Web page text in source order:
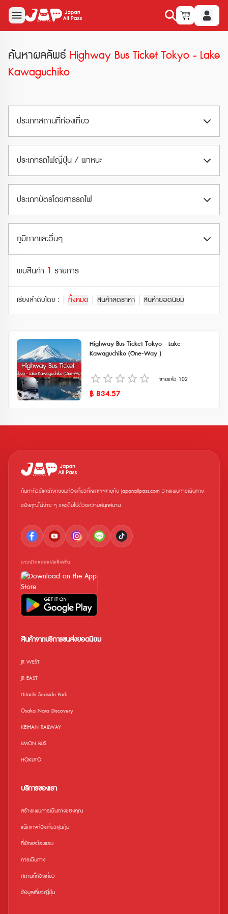
ค้นหาผลลัพธ์ Highway Bus Ticket Tokyo - Lake
Kawaguchiko
ประเภทสถานทืี่ท่องเที่ยว
สวนสนุก (Amusement Park)
สวนน้ำ (Waterpark)
พิพิธภัณฑ์ (Museum)
สวนสัตว์และอควาเรียม (Zoo & Aquarium)
กระเช้าลอยฟ้า (Ropeway)
ประเภทรถไฟญี่ปุ่น / พาหนะ
Limited Express
Shinkansen
รถไฟใต้ดิน (Subway)
รถบัสท่องเที่ยว (Tourist Bus)
รถไฟเร็ว (Rapid / Express Trains)
ประเภทบัตรโดยสารรถไฟ
ตั๋วรถไฟ JR (JR Ticket)
ตั๋วรถไฟอื่นๆ (Other Train Ticket)
ตั๋วรถไฟเอกชน (Private Railway Ticket)
พาสรถไฟ JR (JR Pass)
พาสรถไฟเอกชน (Private Railways Pass)
ภูมิภาคและอื่นๆ
ฮอกไกโด (Hokkaido)
โทโฮคุ (Tohoku)
ชูบุ (Chubu)
คันไซ (Kansai)
ชูโกกุ (Chugoku)
ชิโกกุ (Shikoku)
ดูทั้งหมด
พบสินค้า 1 รายการ
เรียงลำดับโดย : ทั้งหมด สินค้าลดราคา สินค้ายอดนิยม
Highway Bus Ticket Tokyo - Lake
Kawaguchiko (One-Way )
ขายแล้ว 102
฿834.57
ค้นหาทัวร์และกิจกรรมท่องเที่ยวที่หลากหลายกับ japanallpass.com วางแผนการเดินทาง
ของคุณได้ง่าย ๆ และเต็มไปด้วยความสนุกสนาน
ดาวน์โหลดแอปพลิเคชัน
สินค้าจากบริการขนส่งยอดนิยม
JR WEST
JR EAST
Hitachi Seaside Park
Osaka Nara Discovery
KEIHAN RAILWAY
LIMON BUS
HOKUTO
บริการของเรา
สร้างแผนการเดินทางของคุณ
แพ็คเกจท่องเที่ยวสุดคุ้ม
ที่พักและโรงแรม
การเดินทาง
สถานที่ืท่องเที่ยว
ข้อมูลเที่ยวญี่ปุ่น